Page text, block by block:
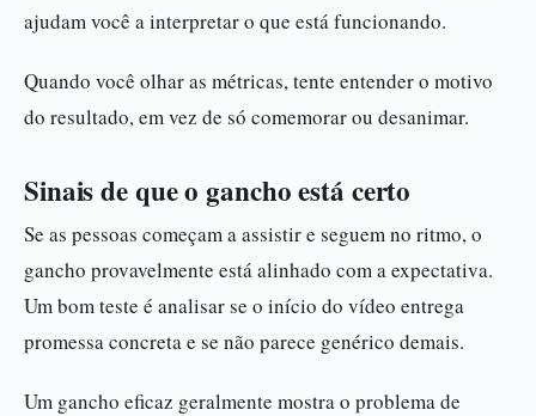
ajudam você a interpretar o que está funcionando.
Quando você olhar as métricas, tente entender o motivo
do resultado, em vez de só comemorar ou desanimar.
Sinais de que o gancho está certo
Se as pessoas começam a assistir e seguem no ritmo, o
gancho provavelmente está alinhado com a expectativa.
Um bom teste é analisar se o início do vídeo entrega
promessa concreta e se não parece genérico demais.
Um gancho eficaz geralmente mostra o problema de